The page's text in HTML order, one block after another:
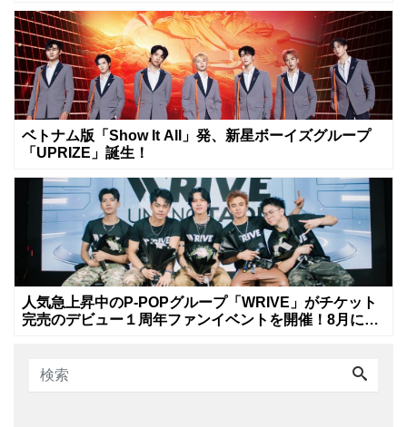
ベトナム版「Show It All」発、新星ボーイズグループ
「UPRIZE」誕生！
人気急上昇中のP-POPグループ「WRIVE」がチケット
完売のデビュー１周年ファンイベントを開催！8月に新